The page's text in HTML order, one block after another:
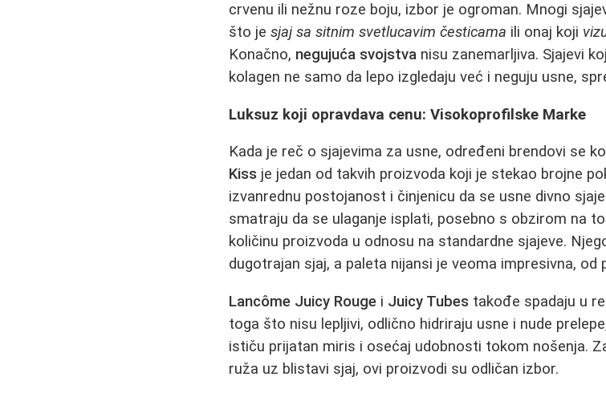
crvenu ili nežnu roze boju, izbor je ogroman. Mnogi
što jesjaj sa sitnim svetlucavim česticama ili onaj koji
Konačno, negujuća svojstva nisu zanemarljiva. Sjajevi
kolagen ne samo da lepo izgledaju već i neguju usne,
Luksuz koji opravdava cenu: Visokoprofilske Marke
Kada je reč o sjajevima za usne, određeni brendovi se
Kiss je jedan od takvih proizvoda koji je stekao brojne
izvanrednu postojanost i činjenicu da se usne divno
smatraju da se ulaganje isplati, posebno s obzirom na
količinu proizvoda u odnosu na standardne sjajeve.
dugotrajan sjaj, a paleta nijansi je veoma impresivna, od
Lancôme Juicy Rouge i Juicy Tubes takođe spadaju u
toga što nisu lepljivi, odlično hidriraju usne i nude
ističu prijatan miris i osećaj udobnosti tokom nošenja.
ruža uz blistavi sjaj, ovi proizvodi su odličan izbor.